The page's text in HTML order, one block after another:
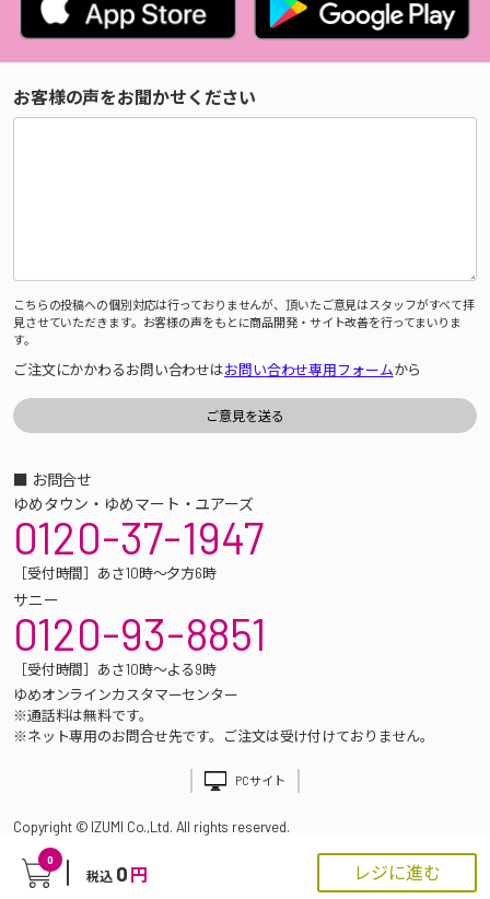
0
税込 0 円 レジに進む
お客様の声をお聞かせください
こちらの投稿への個別対応は行っておりませんが、頂いたご意見はスタッフがすべて拝
見させていただきます。お客様の声をもとに商品開発・サイト改善を行ってまいりま
す。
ご注文にかかわるお問い合わせはお問い合わせ専用フォームから
■ お問合せ
ゆめタウン・ゆめマート・ユアーズ
0120-37-1947
［受付時間］あさ10時～夕方6時
サニー
0120-93-8851
［受付時間］あさ10時～よる9時
ゆめオンラインカスタマーセンター
※通話料は無料です。
※ネット専用のお問合せ先です。ご注文は受け付けておりません。
PCサイト
Copyright © IZUMI Co.,Ltd. All rights reserved.